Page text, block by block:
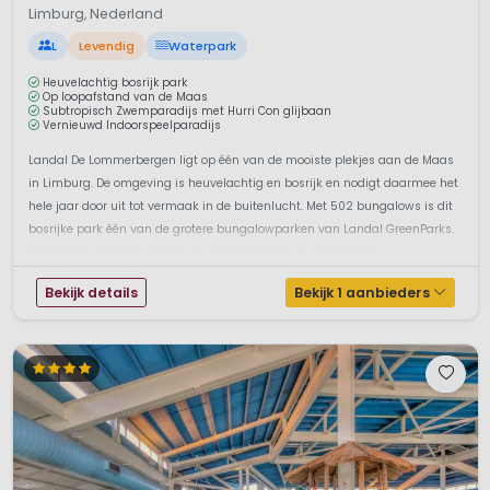
Limburg, Nederland
L Levendig Waterpark
Heuvelachtig bosrijk park
Op loopafstand van de Maas
Subtropisch Zwemparadijs met Hurri Con glijbaan
Vernieuwd Indoorspeelparadijs
Landal De Lommerbergen ligt op één van de mooiste plekjes aan de Maas
in Limburg. De omgeving is heuvelachtig en bosrijk en nodigt daarmee het
hele jaar door uit tot vermaak in de buitenlucht. Met 502 bungalows is dit
bosrijke park één van de grotere bungalowparken van Landal GreenParks.
Bekijk details Bekijk 1 aanbieders